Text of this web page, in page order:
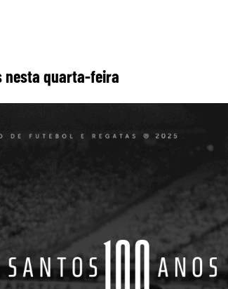
nesta quarta-feira